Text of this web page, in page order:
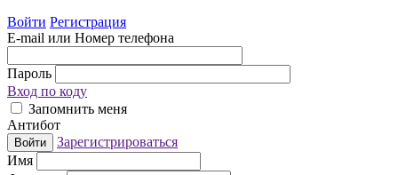
Войти Регистрация
E-mail или Номер телефона
Пароль
Вход по коду
Запомнить меня
Антибот
Войти
Зарегистрироваться
Имя